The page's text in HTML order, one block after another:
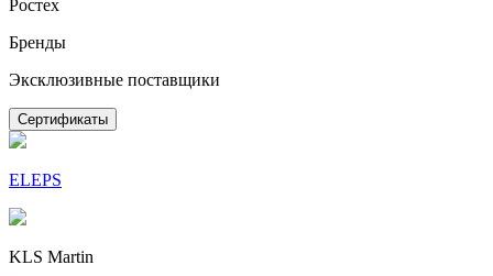
Ростех
Бренды
Эксклюзивные поставщики
Сертификаты
ELEPS
KLS Martin